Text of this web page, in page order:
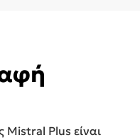
Mistral Plus είναι